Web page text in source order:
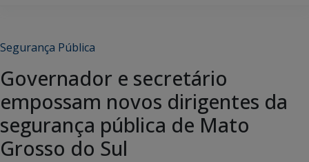
Segurança Pública
Governador e secretário
empossam novos dirigentes da
segurança pública de Mato
Grosso do Sul